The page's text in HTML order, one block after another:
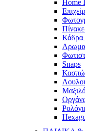
Home
Κάδρα
Snaps
Κασπώ